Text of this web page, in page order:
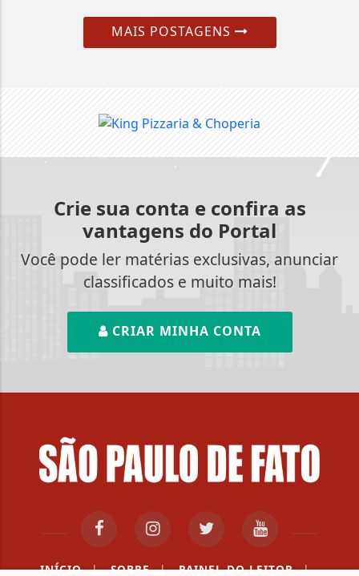
MAIS POSTAGENS
Crie sua conta e confira as
vantagens do Portal
Você pode ler matérias exclusivas, anunciar
classificados e muito mais!
CRIAR MINHA CONTA
INÍCIO | SOBRE | PAINEL DO LEITOR |